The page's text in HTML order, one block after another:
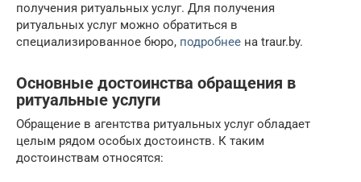
получения ритуальных услуг. Для получения
ритуальных услуг можно обратиться в
специализированное бюро, подробнее на traur.by.
Основные достоинства обращения в
ритуальные услуги
Обращение в агентства ритуальных услуг обладает
целым рядом особых достоинств. К таким
достоинствам относятся: